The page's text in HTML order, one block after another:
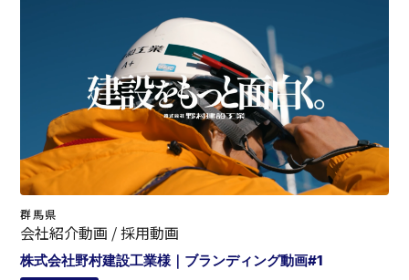
群馬県
会社紹介動画 / 採用動画
株式会社野村建設工業様｜ブランディング動画#1